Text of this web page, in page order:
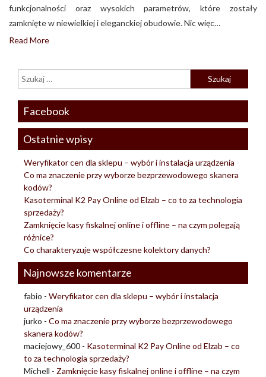
funkcjonalności oraz wysokich parametrów, które zostały
zamknięte w niewielkiej i eleganckiej obudowie. Nic więc…
Read More
Facebook
Ostatnie wpisy
Weryfikator cen dla sklepu – wybór i instalacja urządzenia
Co ma znaczenie przy wyborze bezprzewodowego skanera
kodów?
Kasoterminal K2 Pay Online od Elzab – co to za technologia
sprzedaży?
Zamknięcie kasy fiskalnej online i offline – na czym polegają
różnice?
Co charakteryzuje współczesne kolektory danych?
Najnowsze komentarze
fabio - Weryfikator cen dla sklepu – wybór i instalacja
urządzenia
jurko - Co ma znaczenie przy wyborze bezprzewodowego
skanera kodów?
maciejowy_600 - Kasoterminal K2 Pay Online od Elzab – co
to za technologia sprzedaży?
Michell - Zamknięcie kasy fiskalnej online i offline – na czym